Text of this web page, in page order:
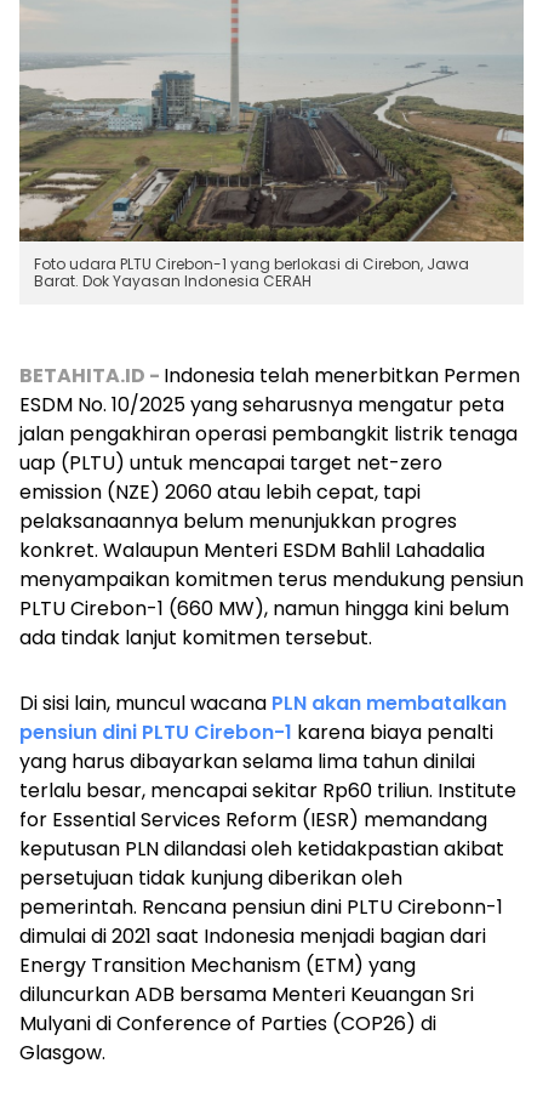
Foto udara PLTU Cirebon-1 yang berlokasi di Cirebon, Jawa
Barat. Dok Yayasan Indonesia CERAH
BETAHITA.ID - Indonesia telah menerbitkan Permen
ESDM No. 10/2025 yang seharusnya mengatur peta
jalan pengakhiran operasi pembangkit listrik tenaga
uap (PLTU) untuk mencapai target net-zero
emission (NZE) 2060 atau lebih cepat, tapi
pelaksanaannya belum menunjukkan progres
konkret. Walaupun Menteri ESDM Bahlil Lahadalia
menyampaikan komitmen terus mendukung pensiun
PLTU Cirebon-1 (660 MW), namun hingga kini belum
ada tindak lanjut komitmen tersebut.
Di sisi lain, muncul wacana PLN akan membatalkan
pensiun dini PLTU Cirebon-1 karena biaya penalti
yang harus dibayarkan selama lima tahun dinilai
terlalu besar, mencapai sekitar Rp60 triliun. Institute
for Essential Services Reform (IESR) memandang
keputusan PLN dilandasi oleh ketidakpastian akibat
persetujuan tidak kunjung diberikan oleh
pemerintah. Rencana pensiun dini PLTU Cirebonn-1
dimulai di 2021 saat Indonesia menjadi bagian dari
Energy Transition Mechanism (ETM) yang
diluncurkan ADB bersama Menteri Keuangan Sri
Mulyani diConference of Parties (COP26) di
Glasgow.